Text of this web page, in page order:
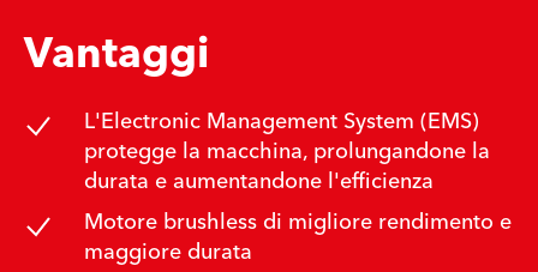
Vantaggi
L'Electronic Management System (EMS)
protegge la macchina, prolungandone la
durata e aumentandone l'efficienza
Motore brushless di migliore rendimento e
maggiore durata